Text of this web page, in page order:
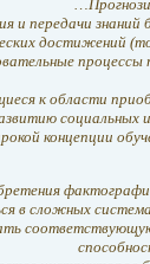
и передачи
достижений
процессы
к области
социальных
концепции
в сложных